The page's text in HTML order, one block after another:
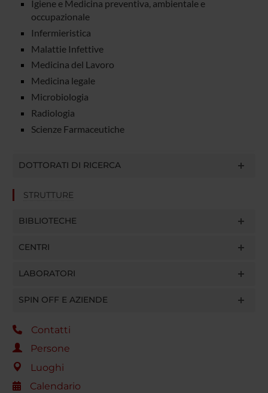
Igiene e Medicina preventiva, ambientale e
occupazionale
Infermieristica
Malattie Infettive
Medicina del Lavoro
Medicina legale
Microbiologia
Radiologia
Scienze Farmaceutiche
DOTTORATI DI RICERCA
STRUTTURE
BIBLIOTECHE
CENTRI
LABORATORI
SPIN OFF E AZIENDE
Contatti
Persone
Luoghi
Calendario